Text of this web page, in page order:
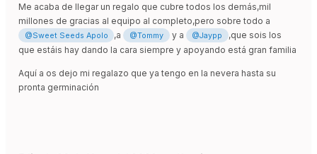
Me acaba de llegar un regalo que cubre todos los demás,mil
millones de gracias al equipo al completo,pero sobre todo a
@Sweet Seeds Apolo ,a @Tommy y a @Jaypp
,que sois los
que estáis hay dando la cara siempre y apoyando está gran familia
Aquí a os dejo mi regalazo que ya tengo en la nevera hasta su
pronta germinación